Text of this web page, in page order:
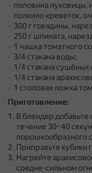
половина луковицы,
полкило креветок,
300 г говядины,
250 г шпината,
1 чашка томатного
3/4 стакана воды;
1/4 стакана сушёных
1/4 стакана
1 столовая ложка
Приготовление:
В блендер
течение 30–40
порошкообразного
Приправьте кубики
Нагрейте
средне-сильном